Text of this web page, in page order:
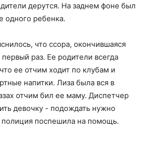
дерутся. На заднем фоне был
ребенка.
что ссора, окончившаяся
раз. Ее родители всегда
ее отчим ходит по клубам и
напитки. Лиза была вся в
отчим бил ее маму. Диспетчер
девочку - подождать нужно
поспешила на помощь.